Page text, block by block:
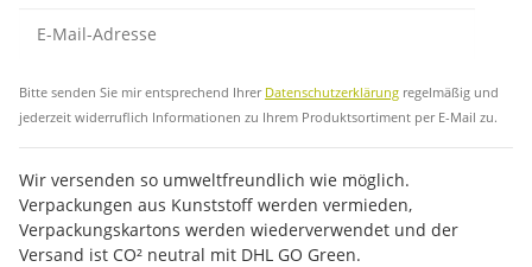
Bitte senden Sie mir entsprechend Ihrer Datenschutzerklärung regelmäßig und
jederzeit widerruflich Informationen zu Ihrem Produktsortiment per E-Mail zu.
Wir versenden so umweltfreundlich wie möglich.
Verpackungen aus Kunststoff werden vermieden,
Verpackungskartons werden wiederverwendet und der
Versand ist CO² neutral mit DHL GO Green.